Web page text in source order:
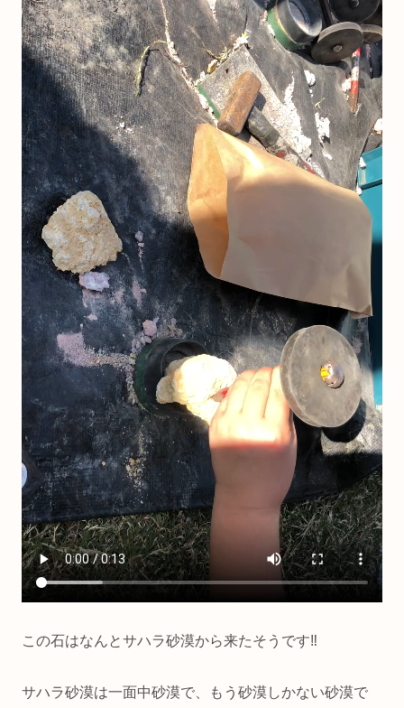
この石はなんとサハラ砂漠から来たそうです‼️
サハラ砂漠は一面中砂漠で、もう砂漠しかない砂漠で